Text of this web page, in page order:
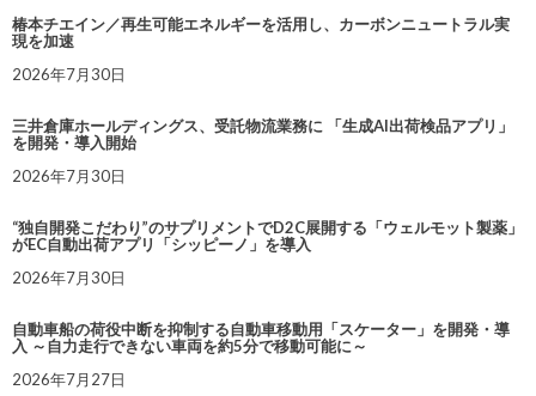
椿本チエイン／再生可能エネルギーを活用し、カーボンニュートラル実
現を加速
2026年7月30日
三井倉庫ホールディングス、受託物流業務に 「生成AI出荷検品アプリ」
を開発・導入開始
2026年7月30日
“独自開発こだわり”のサプリメントでD2C展開する「ウェルモット製薬」
がEC自動出荷アプリ「シッピーノ」を導入
2026年7月30日
自動車船の荷役中断を抑制する自動車移動用「スケーター」を開発・導
入 ～自力走行できない車両を約5分で移動可能に～
2026年7月27日